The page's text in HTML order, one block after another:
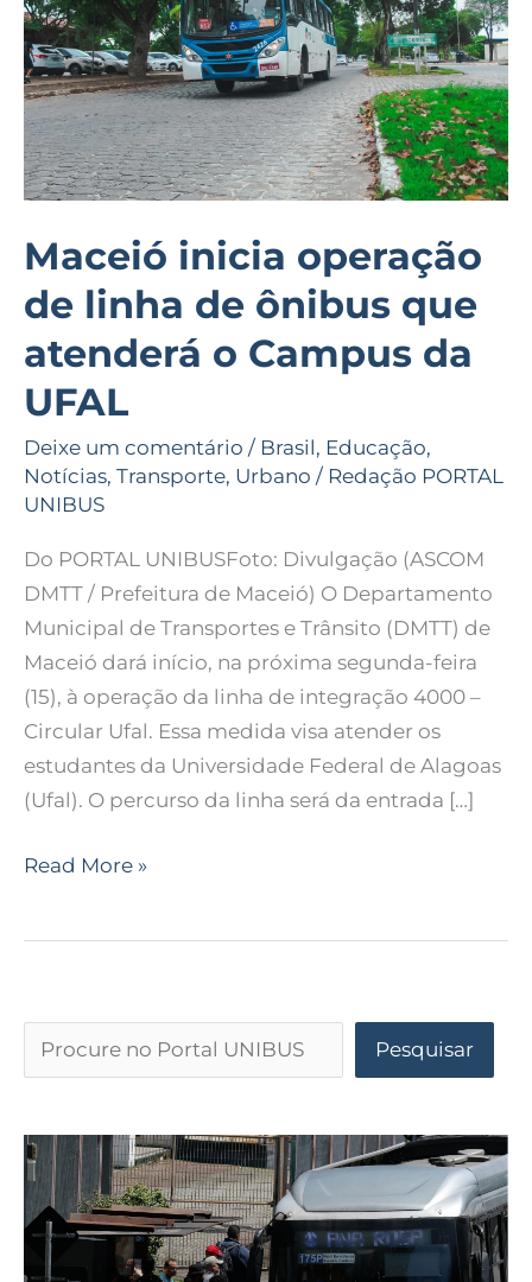
Maceió inicia operação
de linha de ônibus que
atenderá o Campus da
UFAL
Deixe um comentário / Brasil, Educação,
Notícias, Transporte, Urbano / Redação PORTAL
UNIBUS
Do PORTAL UNIBUSFoto: Divulgação (ASCOM
DMTT / Prefeitura de Maceió) O Departamento
Municipal de Transportes e Trânsito (DMTT) de
Maceió dará início, na próxima segunda-feira
(15), à operação da linha de integração 4000 –
Circular Ufal. Essa medida visa atender os
estudantes da Universidade Federal de Alagoas
(Ufal). O percurso da linha será da entrada […]
linha
de
ônibus
que
atenderá
o
Campus
da
UFAL
Read More »
Pesquisar